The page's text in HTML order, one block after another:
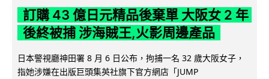
訂購 43 億日元精品後棄單 大阪女 2 年
後終被捕 涉海賊王,火影周邊產品
日本警視廳神田署 8 月 6 日公布，拘捕一名 32 歲大阪女子，
指她涉嫌在出版巨頭集英社旗下官方網店「JUMP